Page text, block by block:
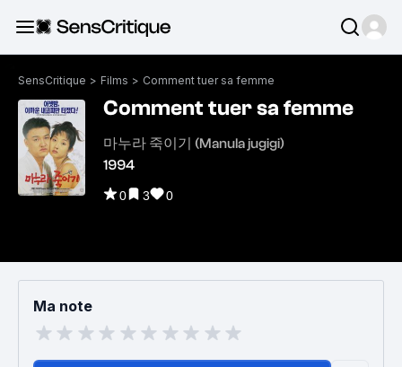
SensCritique > Films > Comment tuer sa femme
Comment tuer sa femme
마누라 죽이기 (Manula jugigi)
1994
0 3 0
Ma note